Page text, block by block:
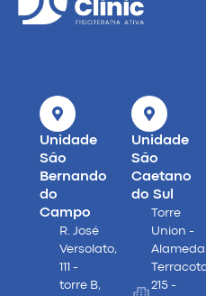
Unidade
São
Bernando
do
Campo
R. José
Versolato,
111 -
torre B,
Unidade
São
Caetano
do Sul
Torre
Union -
Alameda
215 -